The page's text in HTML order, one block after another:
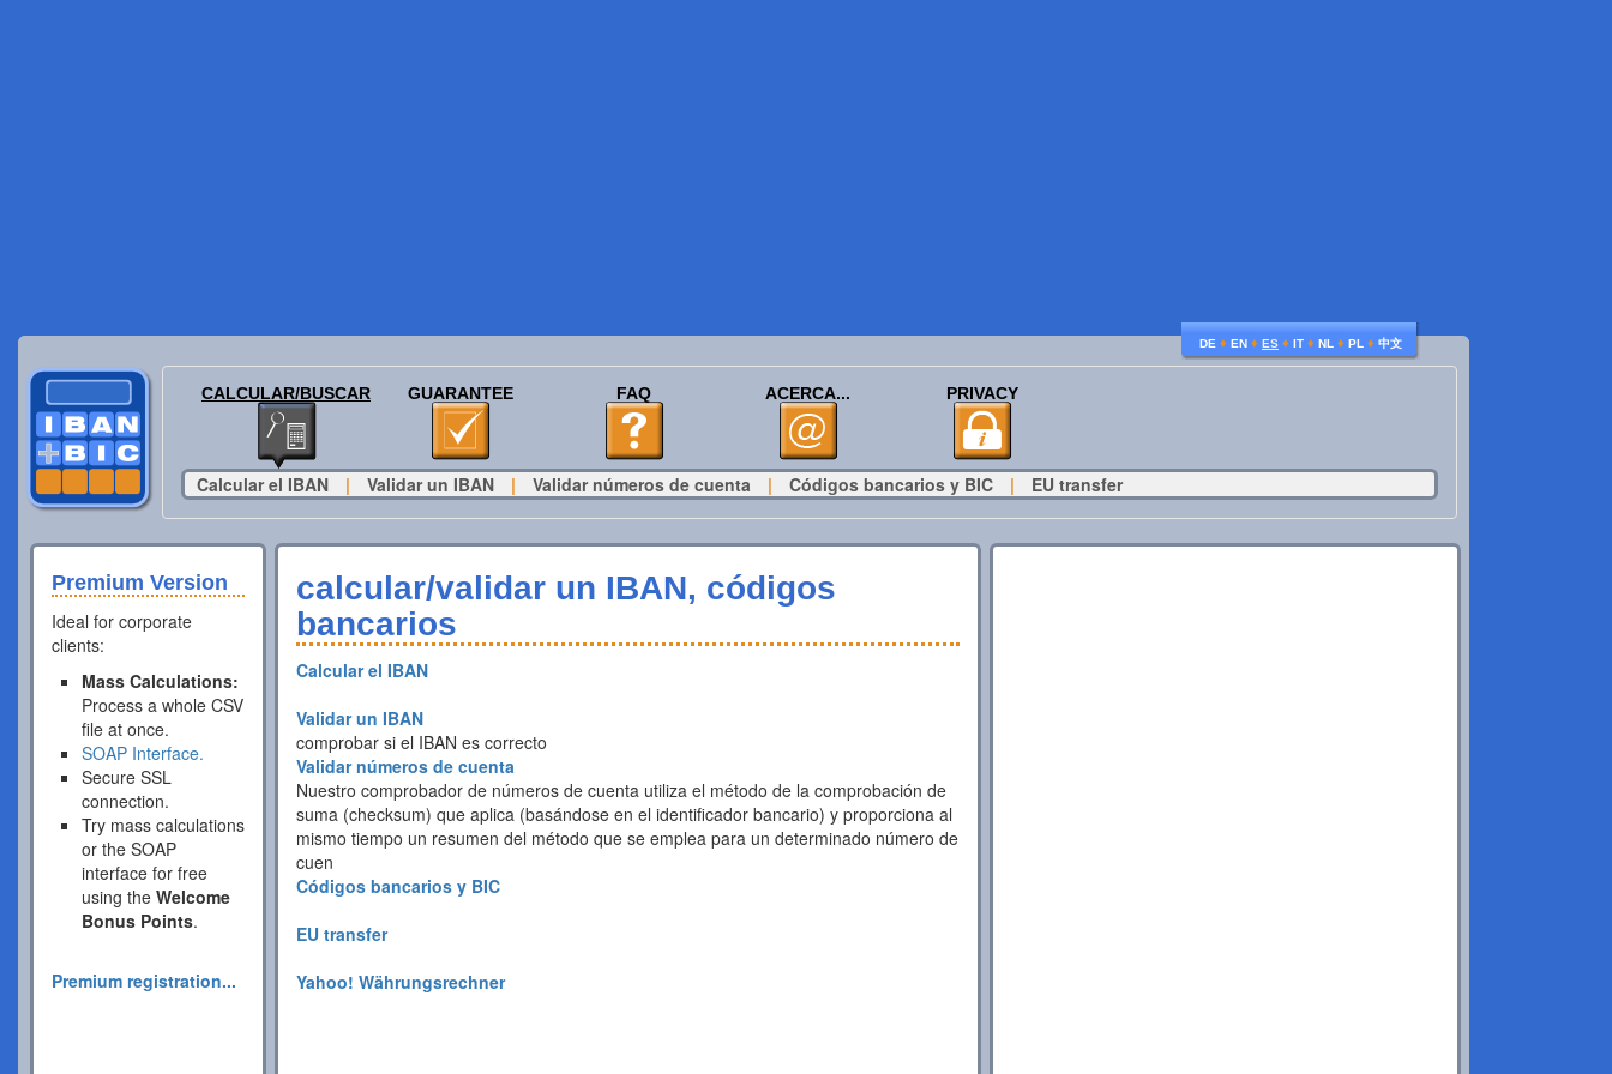
DE ♦ EN ♦ ES ♦ IT ♦ NL ♦ PL ♦ 中文
CALCULAR/BUSCAR GUARANTEE FAQ ACERCA... PRIVACY
Calcular el IBAN | Validar un IBAN | Validar números de cuenta | Códigos bancarios y BIC | EU transfer
Premium Version
Ideal for corporate
clients:
Mass Calculations:
Process a whole CSV
file at once.
SOAP Interface.
Secure SSL
connection.
Try mass calculations
or the SOAP
interface for free
using the Welcome
Bonus Points.
Premium registration...
calcular/validar un IBAN, códigos
bancarios
Calcular el IBAN
Validar un IBAN
comprobar si el IBAN es correcto
Validar números de cuenta
Nuestro comprobador de números de cuenta utiliza el método de la comprobación de
suma (checksum) que aplica (basándose en el identificador bancario) y proporciona al
mismo tiempo un resumen del método que se emplea para un determinado número de
cuen
Códigos bancarios y BIC
EU transfer
Yahoo! Währungsrechner